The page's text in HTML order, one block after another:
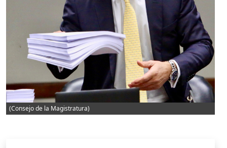
(Consejo de la Magistratura)